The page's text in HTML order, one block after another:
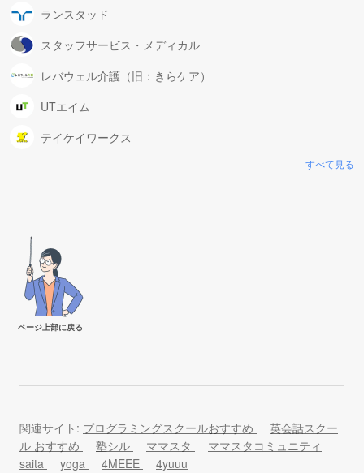
ランスタッド
スタッフサービス・メディカル
レバウェル介護（旧：きらケア）
UTエイム
テイケイワークス
すべて見る
ページ上部に戻る
関連サイト: プログラミングスクールおすすめ
英会話スクー
ル おすすめ
塾シル ママスタ
ママスタコミュニティ
saita
yoga 4MEEE 4yuuu